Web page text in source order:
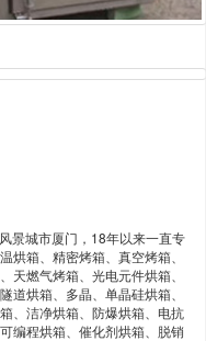
景城市厦门，18年以来一直专
烘箱、精密烤箱、真空烤箱、
天燃气烤箱、光电元件烘箱、
道烘箱、多晶、单晶硅烘箱、
、洁净烘箱、防爆烘箱、电抗
编程烘箱、催化剂烘箱、脱销